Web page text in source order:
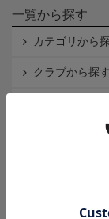
一覧から探す
カテゴリから
クラブから探す
インフォメーシ
Ｊリーグオン
利用規約